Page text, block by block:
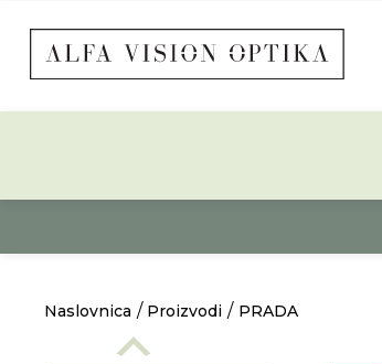
Naslovnica Proizvodi PRADA